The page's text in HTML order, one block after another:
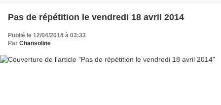
Pas de répétition le vendredi 18 avril 2014
Publié le 12/04/2014 à 03:33
Par Chansoline